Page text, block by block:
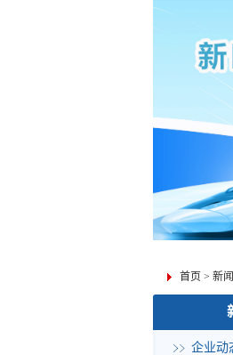
首页 > 新
企业动